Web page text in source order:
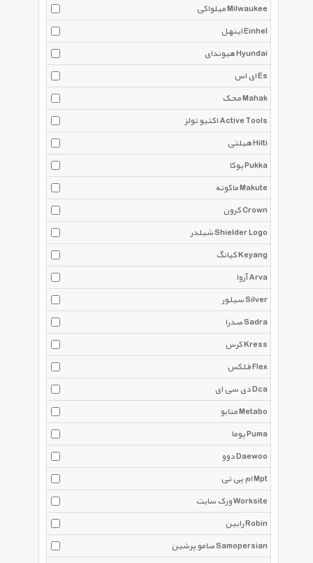
میلواکی Milwaukee
اینهل Einhel
هیوندای Hyundai
ای اس Es
محک Mahak
اکتیو تولز Active Tools
هیلتی Hilti
پوکا Pukka
ماکوته Makute
کرون Crown
شیلدر Shielder Logo
کیانگ Keyang
آروا Arva
سیلور Silver
صدرا Sadra
کرس Kress
فلکس Flex
دی سی ای Dca
متابو Metabo
پوما Puma
دوو Daewoo
ام پی تی Mpt
ورک سایت Worksite
رابین Robin
صامو پرشین Samopersian